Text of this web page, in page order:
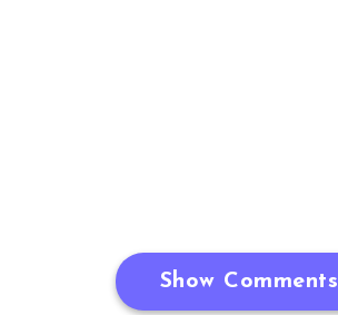
Show Comments